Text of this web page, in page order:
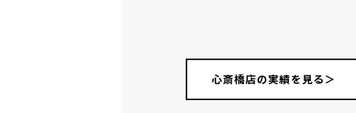
心斎橋店の実績を見る＞